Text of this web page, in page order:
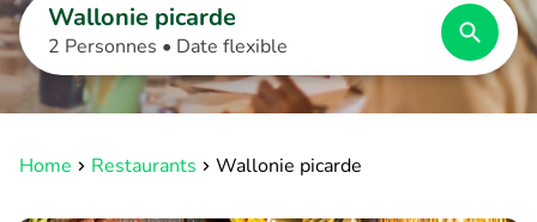
Wallonie picarde
2 Personnes • Date flexible
Home Restaurants Wallonie picarde